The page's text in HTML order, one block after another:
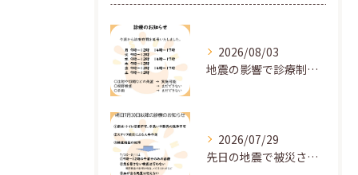
2026/08/03
地震の影響で診療制限をしておりましたが、断水も解除され少しず...
2026/07/29
先日の地震で被災され、復旧に尽力されている方も多いと思います...